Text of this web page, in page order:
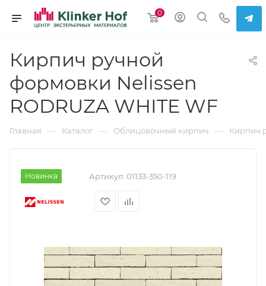
0
Кирпич ручной
формовки Nelissen
RODRUZA WHITE WF
Главная — Каталог — Облицовочный кирпич — Кирпич
Новинка Артикул: 01133-350-119